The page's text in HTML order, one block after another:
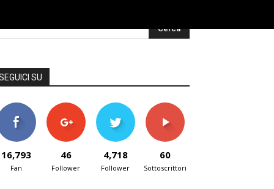
SU
16,793
Fan
46
Follower
4,718
Follower
60
Sottoscrittori